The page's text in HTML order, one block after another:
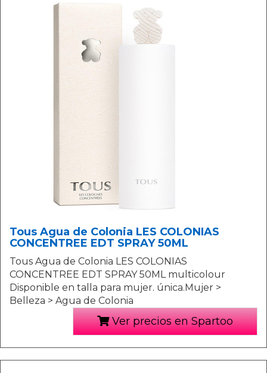
Tous Agua de Colonia LES COLONIAS
CONCENTREE EDT SPRAY 50ML
Tous Agua de Colonia LES COLONIAS
CONCENTREE EDT SPRAY 50ML multicolour
Disponible en talla para mujer. única.Mujer >
Belleza > Agua de Colonia
Ver precios en Spartoo